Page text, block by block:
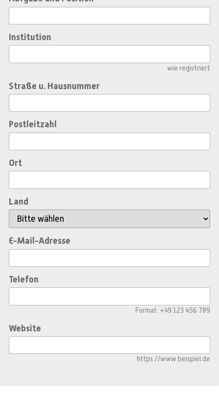
Institution
wie registriert
Straße u. Hausnummer
Postleitzahl
Ort
Land
E-Mail-Adresse
Telefon
Format: +49 123 456 789
Website
https://www.beispiel.de